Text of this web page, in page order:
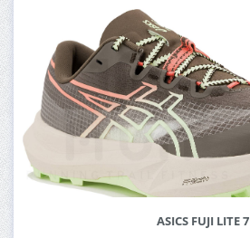
ASICS FUJI LITE 7